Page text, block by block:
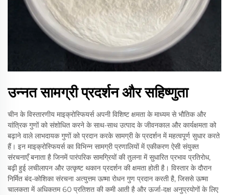
उन्नत सामग्री प्रदर्शन और सहिष्णुता
चीन के विस्तारणीय माइक्रोस्फियर्स अपनी विशिष्ट क्षमता के माध्यम से भौतिक और
यांत्रिक गुणों को संशोधित करने के साथ-साथ उत्पाद के जीवनकाल और कार्यक्षमता को
बढ़ाने वाले लाभदायक गुणों को प्रदान करके सामग्री के प्रदर्शन में महत्वपूर्ण सुधार करते
हैं। इन माइक्रोस्फियर्स का विभिन्न सामग्री प्रणालियों में एकीकरण ऐसी संयुक्त
संरचनाएँ बनाता है जिनमें पारंपरिक सामग्रियों की तुलना में सुधारित प्रभाव प्रतिरोध,
बढ़ी हुई लचीलापन और उत्कृष्ट थकान प्रदर्शन की क्षमता होती है। विस्तार के दौरान
निर्मित बंद-कोशिका संरचना अत्युत्तम ऊष्मा रोधन गुण प्रदान करती है, जिससे ऊष्मा
चालकता में अधिकतम 60 प्रतिशत की कमी आती है और ऊर्जा-दक्ष अनुप्रयोगों के लिए